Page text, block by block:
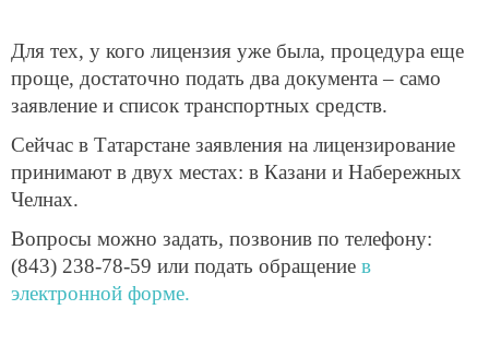
Для тех, у кого лицензия уже была, процедура еще
проще, достаточно подать два документа – само
заявление и список транспортных средств.
Сейчас в Татарстане заявления на лицензирование
принимают в двух местах: в Казани и Набережных
Челнах.
Вопросы можно задать, позвонив по телефону:
(843) 238-78-59 или подать обращение в
электронной форме.